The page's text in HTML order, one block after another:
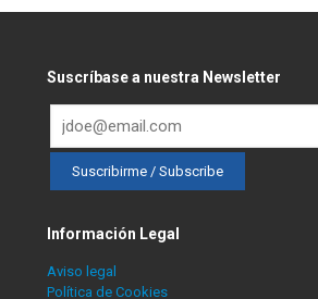
Suscríbase a nuestra Newsletter
Información Legal
Aviso legal
Política de Cookies